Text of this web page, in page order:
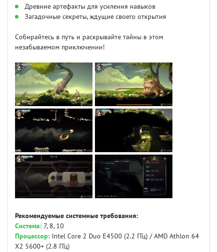
Древние артефакты для усиления навыков
Загадочные секреты, ждущие своего открытия
Собирайтесь в путь и раскрывайте тайны в этом
незабываемом приключении!
Рекомендуемые системные требования:
Система: 7, 8, 10
Процессор: Intel Core 2 Duo E4500 (2.2 ГГц) / AMD Athlon 64
X2 5600+ (2.8 ГГц)